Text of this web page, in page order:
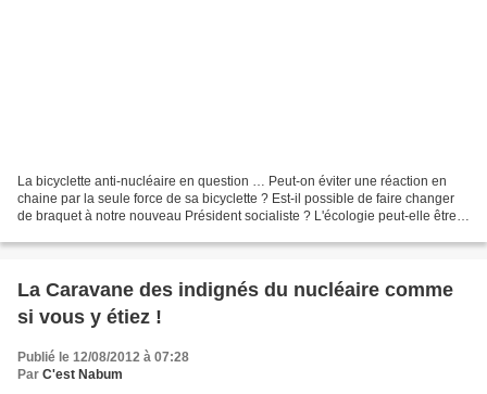
La bicyclette anti-nucléaire en question … Peut-on éviter une réaction en
chaine par la seule force de sa bicyclette ? Est-il possible de faire changer
de braquet à notre nouveau Président socialiste ? L'écologie peut-elle être
La Caravane des indignés du nucléaire comme
si vous y étiez !
Publié le 12/08/2012 à 07:28
Par C'est Nabum